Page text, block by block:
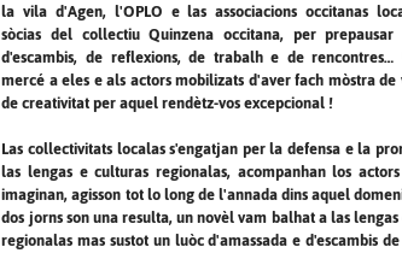
la vila d'Agen, l'OPLO e las associacions occitanas
sòcias del collectiu Quinzena occitana, per prepausar
d'escambis, de reflexions, de trabalh e de rencontres…
mercé a eles e als actors mobilizats d'aver fach mòstra de
de creativitat per aquel rendètz-vos excepcional !
Las collectivitats localas s'engatjan per la defensa e la
las lengas e culturas regionalas, acompanhan los
imaginan, agisson tot lo long de l'annada dins aquel
dos jorns son una resulta, un novèl vam balhat a las
regionalas mas sustot un luòc d'amassada e d'escambis